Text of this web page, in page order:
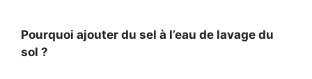
Pourquoi ajouter du sel à l’eau de lavage du
sol ?